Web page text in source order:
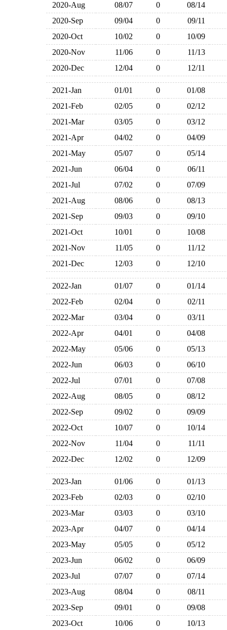
2020-Aug
08/07 0
08/14
2020-Sep
09/04 0
09/11
2020-Oct
10/02 0
10/09
2020-Nov
11/06 0
11/13
2020-Dec
12/04 0 12/11
2021-Jan 01/01 0
01/08
2021-Feb
02/05 0
02/12
2021-Mar
03/05 0
03/12
2021-Apr
04/02 0
04/09
2021-May
05/07 0
05/14
2021-Jun
06/04 0
06/11
2021-Jul
07/02 0
07/09
2021-Aug
08/06 0
08/13
2021-Sep
09/03 0
09/10
2021-Oct
10/01 0
10/08
2021-Nov
11/05 0
11/12
2021-Dec
12/03 0 12/10
2022-Jan 01/07 0
01/14
2022-Feb
02/04 0
02/11
2022-Mar
03/04 0
03/11
2022-Apr
04/01 0
04/08
2022-May
05/06 0
05/13
2022-Jun
06/03 0
06/10
2022-Jul
07/01 0
07/08
2022-Aug
08/05 0
08/12
2022-Sep
09/02 0
09/09
2022-Oct
10/07 0
10/14
2022-Nov
11/04 0
11/11
2022-Dec
12/02 0 12/09
2023-Jan 01/06 0
01/13
2023-Feb
02/03 0
02/10
2023-Mar
03/03 0
03/10
2023-Apr
04/07 0
04/14
2023-May
05/05 0
05/12
2023-Jun
06/02 0
06/09
2023-Jul
07/07 0
07/14
2023-Aug
08/04 0
08/11
2023-Sep
09/01 0
09/08
2023-Oct
10/06 0
10/13